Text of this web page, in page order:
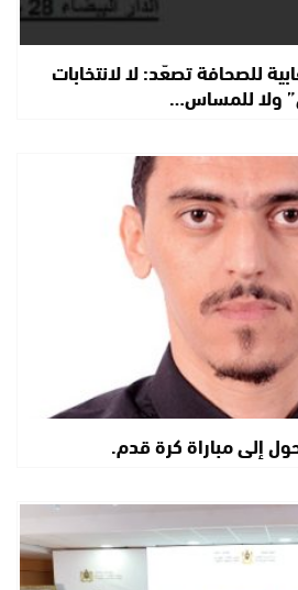
للصحافة تصعّد: لا لانتخابات
ولا للمساس…
إلى مباراة كرة قدم.